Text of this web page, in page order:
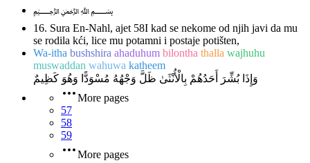
﷽
16. Sura En-Nahl, ajet 58I kad se nekome od njih javi da mu
se rodila kći, lice mu potamni i postaje potišten,
Wa-itha bushshira ahaduhum bilontha thalla wajhuhu
muswaddan wahuwa katheem
وَإِذَا بُشِّرَ أَحَدُهُمْ بِالْأُنْثَىٰ ظَلَّ وَجْهُهُ مُسْوَدًّا وَهُوَ كَظِيمٌ
More pages
57
58
59
More pages